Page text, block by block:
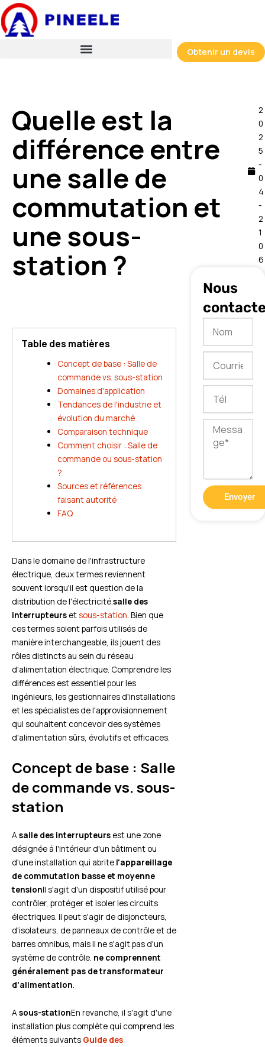
Skip
to
content
Obtenir un devis
Quelle est la
différence entre
une salle de
commutation et
une sous-
station ?
2
0
2
5
-
0
4
-
2
1
0
6
Table des matières
Concept de base : Salle de
commande vs. sous-station
Domaines d'application
Tendances de l'industrie et
évolution du marché
Comparaison technique
Comment choisir : Salle de
commande ou sous-station
?
Sources et références
faisant autorité
FAQ
Dans le domaine de l'infrastructure
électrique, deux termes reviennent
souvent lorsqu'il est question de la
distribution de l'électricité.salle des
interrupteurs et sous-station . Bien que
ces termes soient parfois utilisés de
manière interchangeable, ils jouent des
rôles distincts au sein du réseau
d'alimentation électrique. Comprendre les
différences est essentiel pour les
ingénieurs, les gestionnaires d'installations
et les spécialistes de l'approvisionnement
qui souhaitent concevoir des systèmes
d'alimentation sûrs, évolutifs et efficaces.
Concept de base : Salle
de commande vs. sous-
station
Asalle des interrupteurs est une zone
désignée à l'intérieur d'un bâtiment ou
d'une installation qui abrite l'appareillage
de commutation basse et moyenne
tensionIl s'agit d'un dispositif utilisé pour
contrôler, protéger et isoler les circuits
électriques. Il peut s'agir de disjoncteurs,
d'isolateurs, de panneaux de contrôle et de
barres omnibus, mais il ne s'agit pas d'un
système de contrôle. ne comprennent
généralement pas de transformateur
d'alimentation.
Asous-stationEn revanche, il s'agit d'une
installation plus complète qui comprend les
éléments suivants Guide des
Nous
Message
Envoyer